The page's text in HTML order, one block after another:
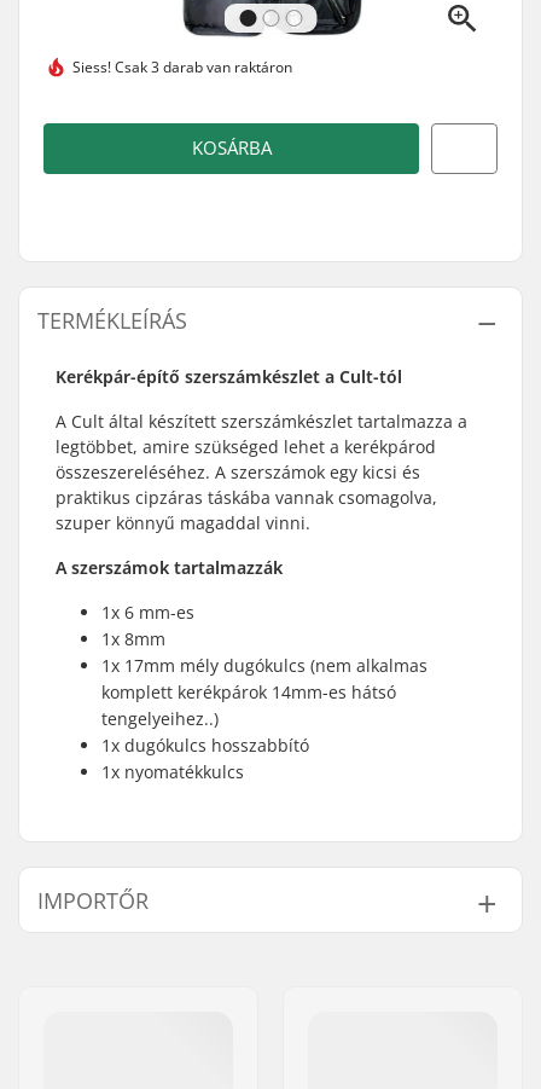
Siess!Csak 3 darab van raktáron
KOSÁRBA
TERMÉKLEÍRÁS
Kerékpár-építő szerszámkészlet a Cult-tól
A Cult által készített szerszámkészlet tartalmazza a
legtöbbet, amire szükséged lehet a kerékpárod
összeszereléséhez. A szerszámok egy kicsi és
praktikus cipzáras táskába vannak csomagolva,
szuper könnyű magaddal vinni.
A szerszámok tartalmazzák
1x 6 mm-es
1x 8mm
1x 17mm mély dugókulcs (nem alkalmas
komplett kerékpárok 14mm-es hátsó
tengelyeihez..)
1x dugókulcs hosszabbító
1x nyomatékkulcs
IMPORTŐR